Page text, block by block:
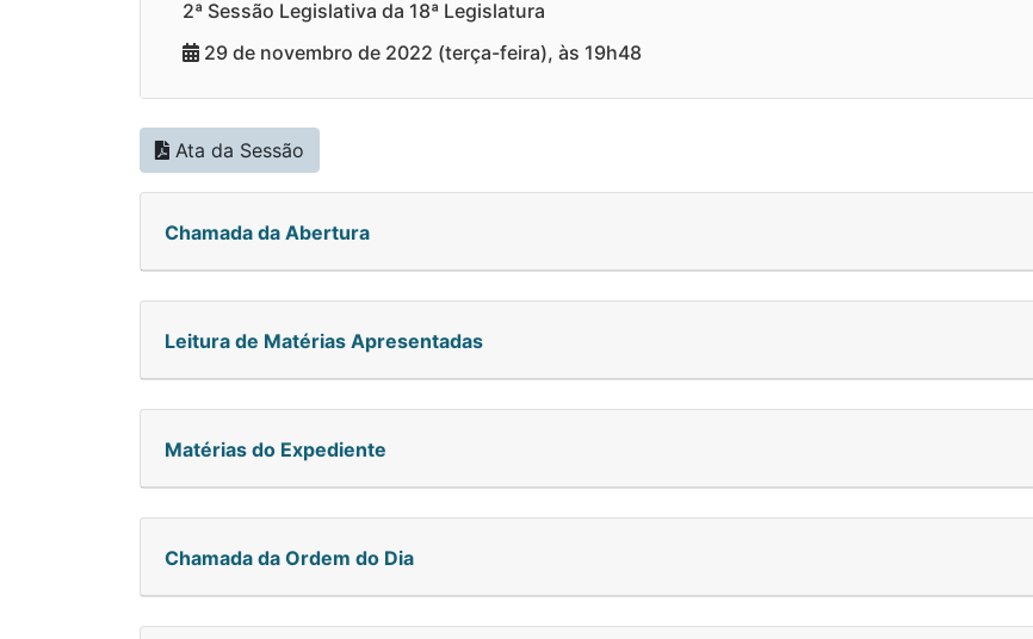
2ª Sessão Legislativa da 18ª Legislatura
29 de novembro de 2022 (terça-feira), às 19h48
Ata da Sessão
Chamada da Abertura
Leitura de Matérias Apresentadas
Matérias do Expediente
Chamada da Ordem do Dia